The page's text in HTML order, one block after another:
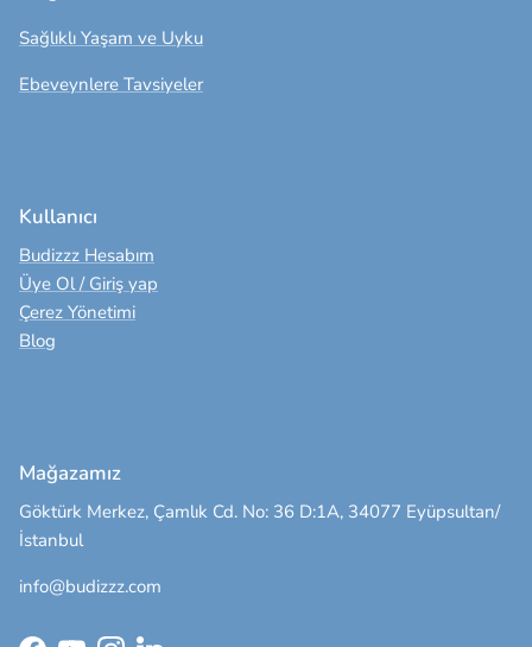
Sağlıklı Yaşam ve Uyku
Ebeveynlere Tavsiyeler
Kullanıcı
Budizzz Hesabım
Üye Ol / Giriş yap
Çerez Yönetimi
Blog
Mağazamız
Göktürk Merkez, Çamlık Cd. No: 36 D:1A, 34077 Eyüpsultan/
İstanbul
info@budizzz.com